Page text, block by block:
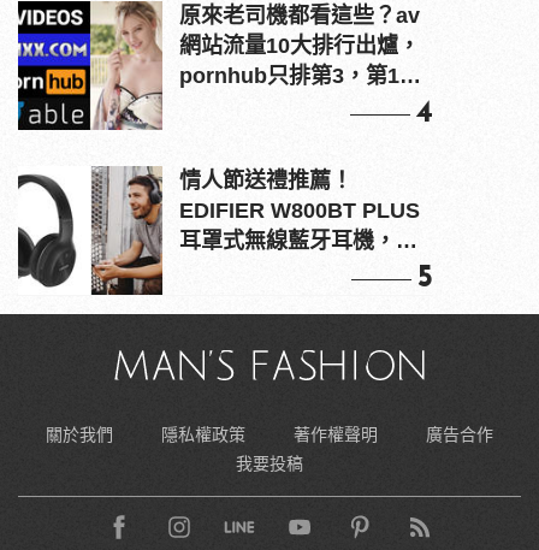
原來老司機都看這些？av
網站流量10大排行出爐，
pornhub只排第3，第1名
4
情人節送禮推薦！
EDIFIER W800BT PLUS
耳罩式無線藍牙耳機，在
5
關於我們 隱私權政策 著作權聲明
廣告合作
我要投稿